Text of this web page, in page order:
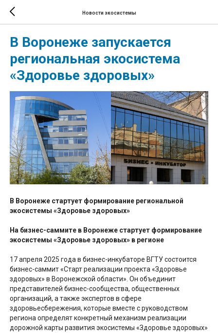
Новости экосистемы
В Воронеже запускается
региональная экосистема
«Здоровье здоровых»
В Воронеже стартует формирование региональной
экосистемы «Здоровье здоровых»
На бизнес-саммите в Воронеже стартует формирование
экосистемы «Здоровье здоровых» в регионе
17 апреля 2025 года в бизнес-инкубаторе ВГТУ состоится
бизнес-саммит «Старт реализации проекта «Здоровье
здоровых» в Воронежской области». Он объединит
представителей бизнес-сообщества, общественных
организаций, а также экспертов в сфере
здоровьесбережения, которые вместе с руководством
региона определят конкретный механизм реализации
дорожной карты развития экосистемы «Здоровье здоровых»